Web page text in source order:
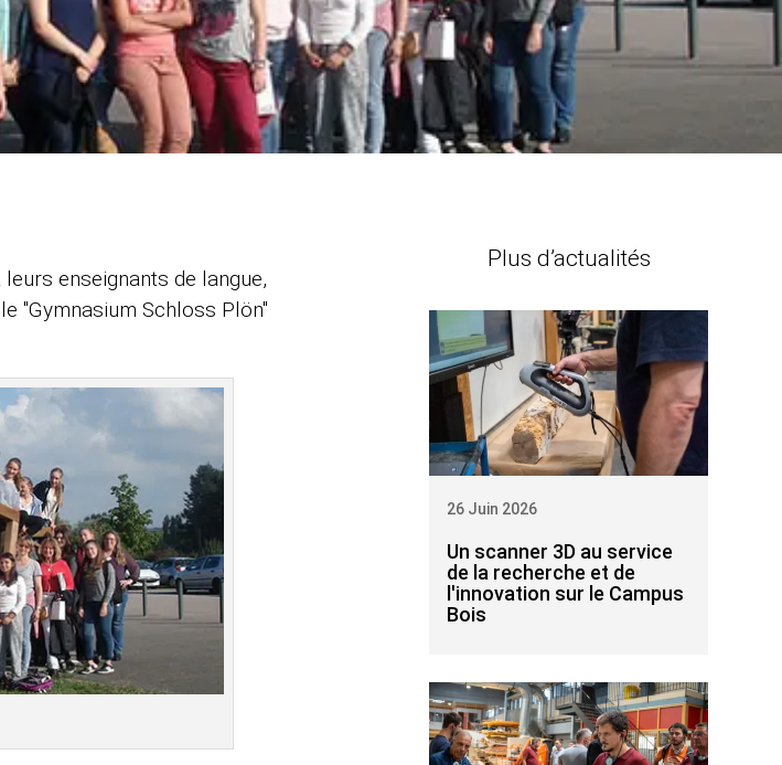
enseignants de langue,
"Gymnasium Schloss Plön"
Plus d’actualités
Un scanner 3D au service
de la recherche et de
l'innovation sur le Campus
Bois
26 Juin 2026